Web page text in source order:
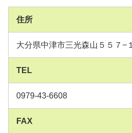
住所
大分県中津市三光森山５５７−１
TEL
0979-43-6608
FAX